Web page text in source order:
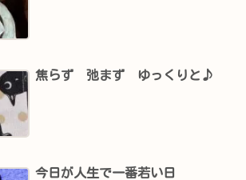
焦らず 弛まず ゆっくりと♪
今日が人生で一番若い日